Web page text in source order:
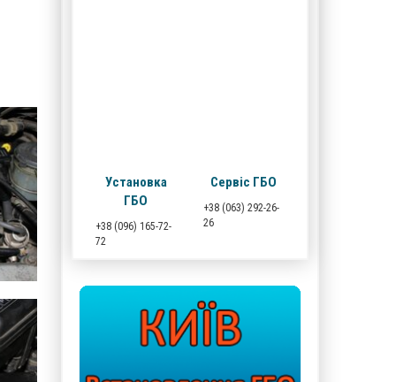
Установка
ГБО
+38 (096) 165-72-
72
Сервіс ГБО
+38 (063) 292-26-
26